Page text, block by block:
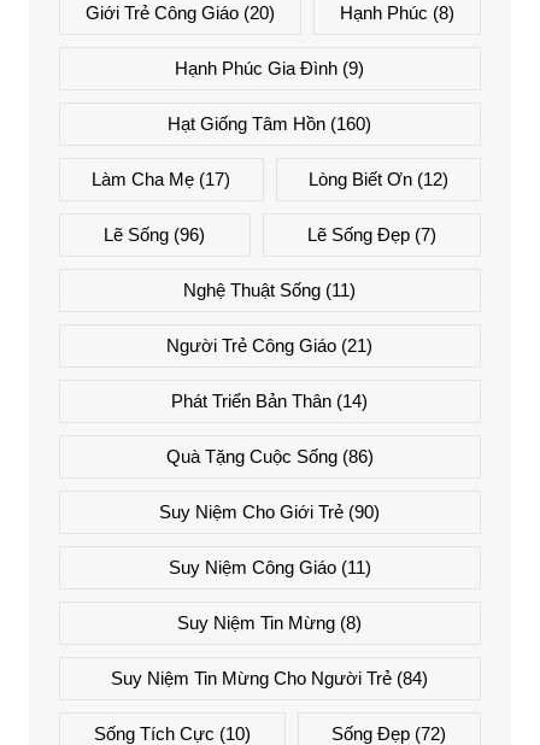
Giới Trẻ Công Giáo(20) Hạnh Phúc (8)
Hạnh Phúc Gia Đình (9)
Hạt Giống Tâm Hồn (160)
Làm Cha Mẹ (17) Lòng Biết Ơn(12)
Lẽ Sống (96) Lẽ Sống Đẹp(7)
Nghệ Thuật Sống (11)
Người Trẻ Công Giáo (21)
Phát Triển Bản Thân (14)
Quà Tặng Cuộc Sống(86)
Suy Niệm Cho Giới Trẻ (90)
Suy Niệm Công Giáo(11)
Suy Niệm Tin Mừng (8)
Suy Niệm Tin Mừng Cho Người Trẻ (84)
Sống Tích Cực (10) Sống Đẹp (72)